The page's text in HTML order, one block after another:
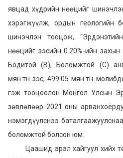
явцад хүдрийн нөөцийг
хэрэгжүүлж, ордын геологийн
шинэчлэн тооцож,
нөөцийг зэсийн 0.20%-ийн
Бодитой (В), Боломжтой (С)
мян.тн зэс, 499.05 мян.тн
гэж тооцоолон Монгол Улсын
зөвлөлөөр 2021 оны
нэмэгдүүлснээ
боломжтой болсон юм.
Цаашид эрэл хайгуул хийх